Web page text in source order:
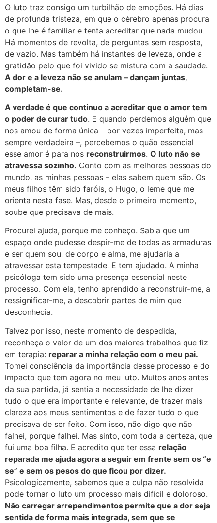
O luto traz consigo um turbilhão de emoções. Há dias
de profunda tristeza, em que o cérebro apenas procura
o que lhe é familiar e tenta acreditar que nada mudou.
Há momentos de revolta, de perguntas sem resposta,
de vazio. Mas também há instantes de leveza, onde a
gratidão pelo que foi vivido se mistura com a saudade.
A dor e a leveza não se anulam – dançam juntas,
completam-se.
A verdade é que continuo a acreditar que o amor tem
o poder de curar tudo. E quando perdemos alguém que
nos amou de forma única – por vezes imperfeita, mas
sempre verdadeira –, percebemos o quão essencial
esse amor é para nos reconstruirmos. O luto não se
atravessa sozinho. Conto com as melhores pessoas do
mundo, as minhas pessoas – elas sabem quem são. Os
meus filhos têm sido faróis, o Hugo, o leme que me
orienta nesta fase. Mas, desde o primeiro momento,
soube que precisava de mais.
Procurei ajuda, porque me conheço. Sabia que um
espaço onde pudesse despir-me de todas as armaduras
e ser quem sou, de corpo e alma, me ajudaria a
atravessar esta tempestade. E tem ajudado. A minha
psicóloga tem sido uma presença essencial neste
processo. Com ela, tenho aprendido a reconstruir-me, a
ressignificar-me, a descobrir partes de mim que
desconhecia.
Talvez por isso, neste momento de despedida,
reconheça o valor de um dos maiores trabalhos que fiz
em terapia: reparar a minha relação com o meu pai.
Tomei consciência da importância desse processo e do
impacto que tem agora no meu luto. Muitos anos antes
da sua partida, já sentia a necessidade de lhe dizer
tudo o que era importante e relevante, de trazer mais
clareza aos meus sentimentos e de fazer tudo o que
precisava de ser feito. Com isso, não digo que não
falhei, porque falhei. Mas sinto, com toda a certeza, que
fui uma boa filha. E acredito que ter essa relação
reparada me ajuda agora a seguir em frente sem os “e
se” e sem os pesos do que ficou por dizer.
Psicologicamente, sabemos que a culpa não resolvida
pode tornar o luto um processo mais difícil e doloroso.
Não carregar arrependimentos permite que a dor seja
sentida de forma mais integrada, sem que se